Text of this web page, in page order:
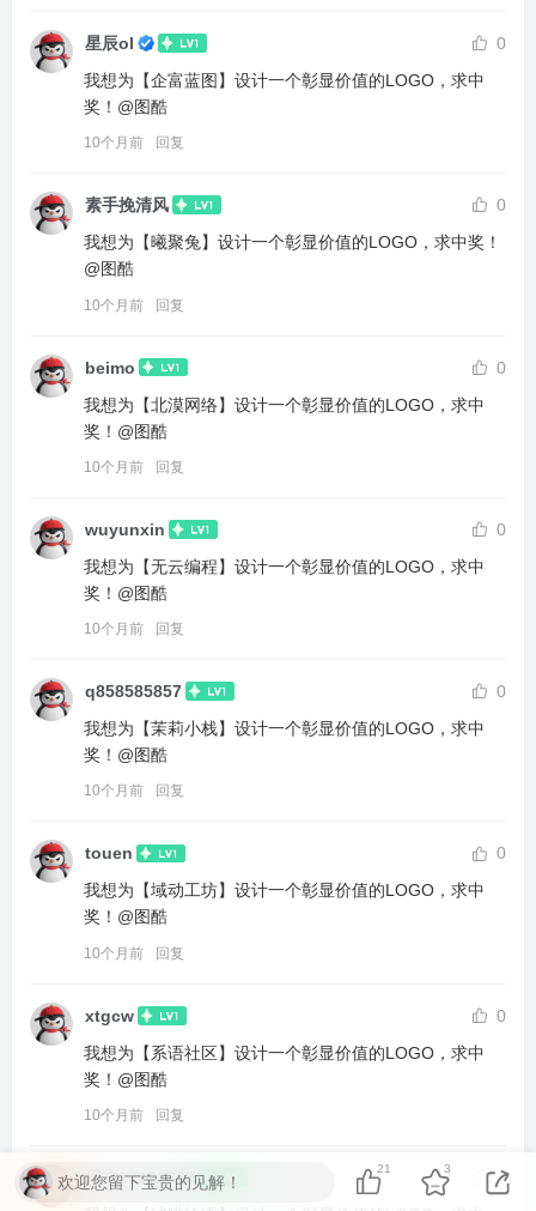
星辰ol
0
我想为【企富蓝图】设计一个彰显价值的LOGO，求中
奖！@图酷
10个月前 回复
素手挽清风
0
我想为【曦聚兔】设计一个彰显价值的LOGO，求中奖！
@图酷
10个月前 回复
beimo
0
我想为【北漠网络】设计一个彰显价值的LOGO，求中
奖！@图酷
10个月前 回复
wuyunxin
0
我想为【无云编程】设计一个彰显价值的LOGO，求中
奖！@图酷
10个月前 回复
q858585857
0
我想为【茉莉小栈】设计一个彰显价值的LOGO，求中
奖！@图酷
10个月前 回复
touen
0
我想为【域动工坊】设计一个彰显价值的LOGO，求中
奖！@图酷
10个月前 回复
xtgcw
0
我想为【系语社区】设计一个彰显价值的LOGO，求中
奖！@图酷
10个月前 回复
用户17122869
0
欢迎您留下宝贵的见解！
21 3